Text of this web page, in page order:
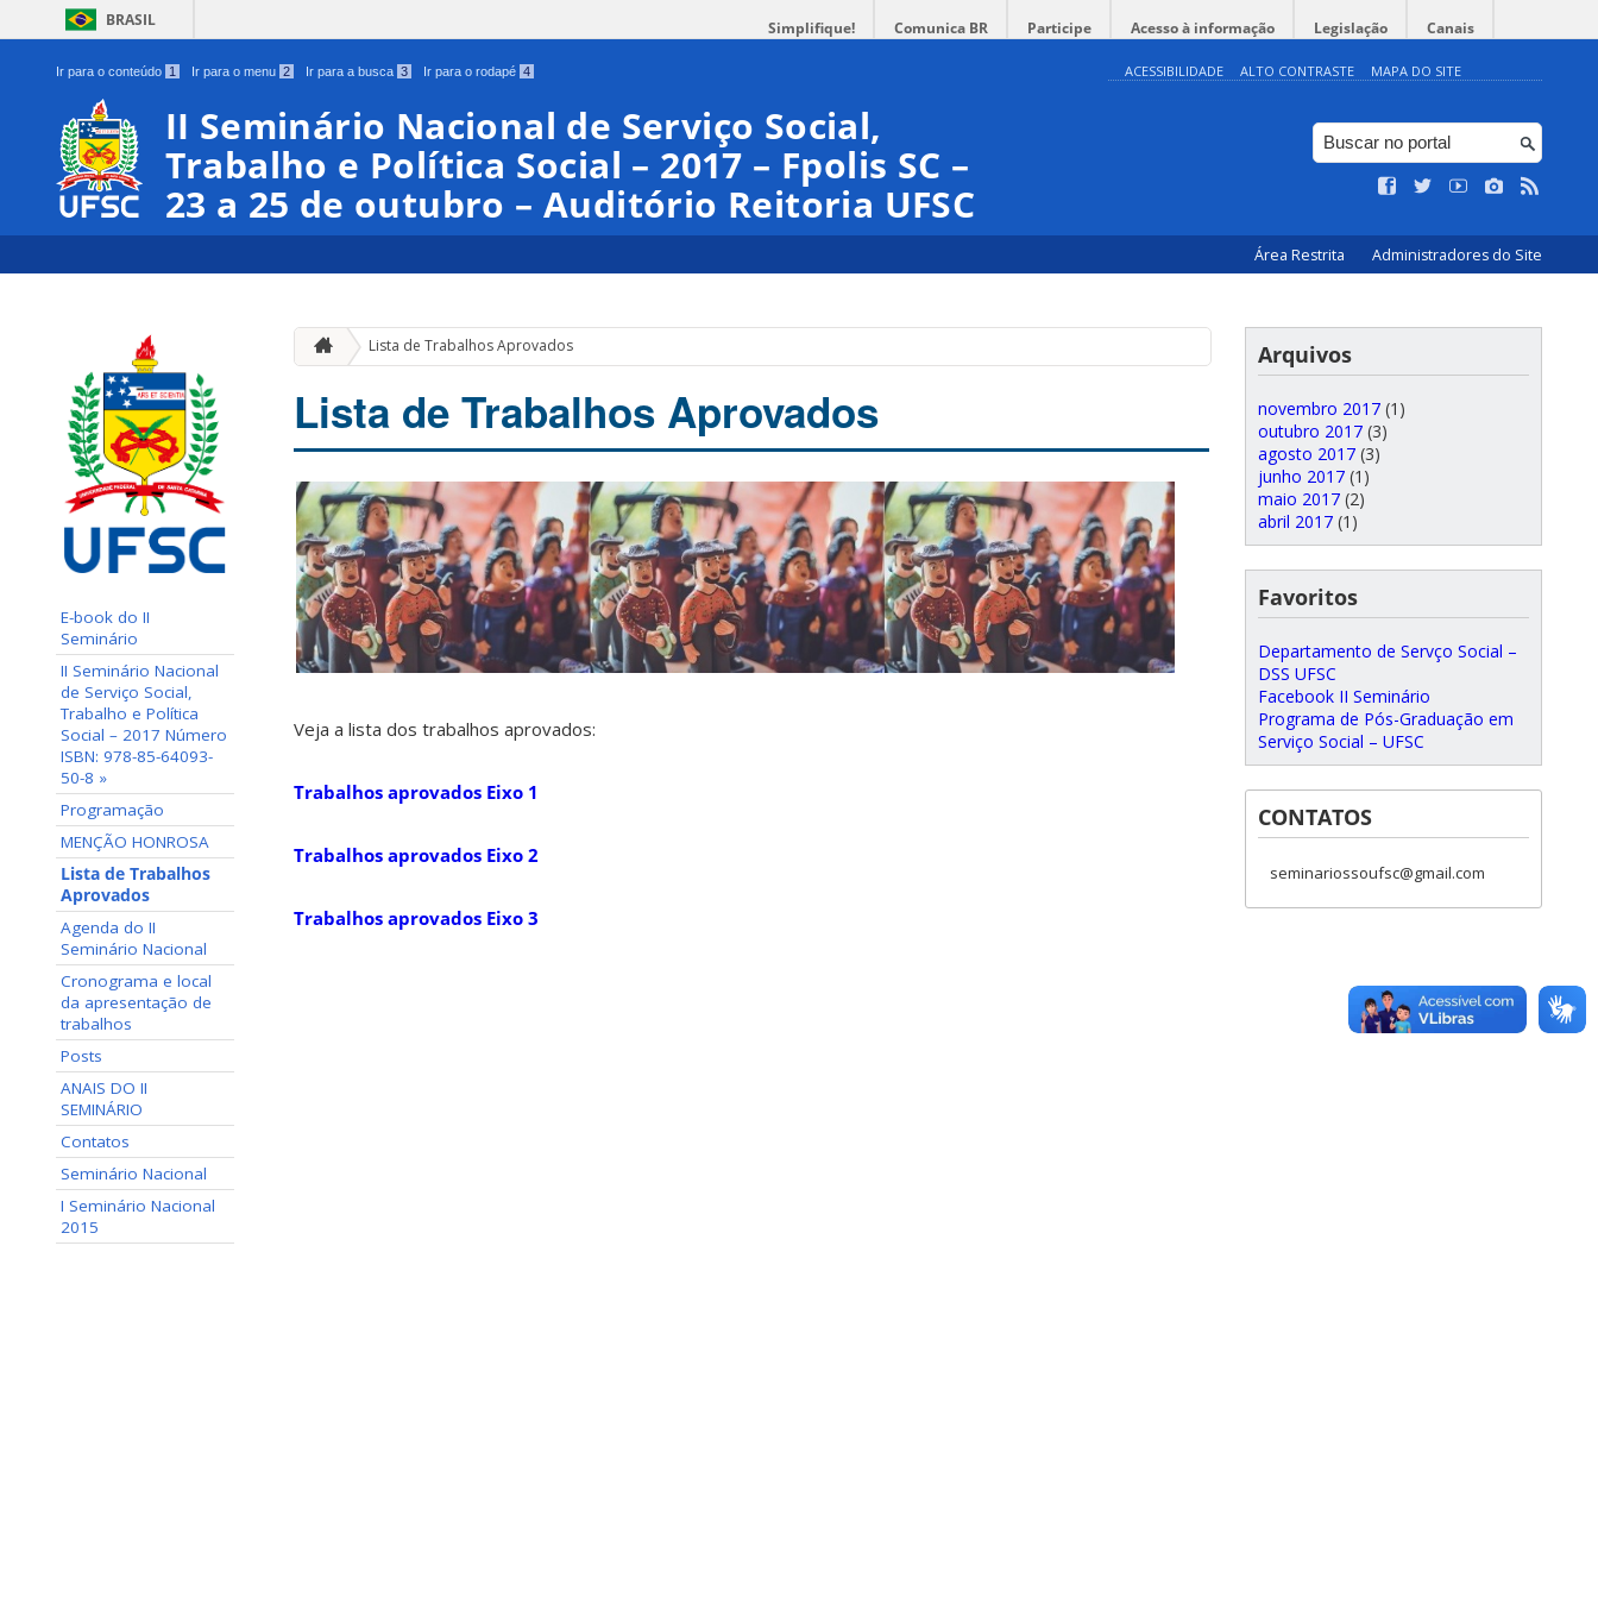
BRASIL Simplifique! Comunica BR Participe Acesso à informação Legislação Canais
Ir para o conteúdo 1 Ir para o menu 2 Ir para a busca 3 Ir para o rodapé 4 ACESSIBILIDADE ALTO CONTRASTE MAPA DO SITE
II Seminário Nacional de Serviço Social,
Trabalho e Política Social – 2017 – Fpolis SC –
23 a 25 de outubro – Auditório Reitoria UFSC
Área Restrita Administradores do Site
E-book do II
Seminário
II Seminário Nacional
de Serviço Social,
Trabalho e Política
Social – 2017 Número
ISBN: 978-85-64093-
50-8 »
Programação
MENÇÃO HONROSA
Lista de Trabalhos
Aprovados
Agenda do II
Seminário Nacional
Cronograma e local
da apresentação de
trabalhos
Posts
ANAIS DO II
SEMINÁRIO
Contatos
Seminário Nacional
I Seminário Nacional
2015
Lista de Trabalhos Aprovados
Lista de Trabalhos Aprovados
Veja a lista dos trabalhos aprovados:
Trabalhos aprovados Eixo 1
Trabalhos aprovados Eixo 2
Trabalhos aprovados Eixo 3
Arquivos
novembro 2017 (1)
outubro 2017 (3)
agosto 2017 (3)
junho 2017 (1)
maio 2017 (2)
abril 2017 (1)
Favoritos
Departamento de Servço Social –
DSS UFSC
Facebook II Seminário
Programa de Pós-Graduação em
Serviço Social – UFSC
CONTATOS
seminariossoufsc@gmail.com